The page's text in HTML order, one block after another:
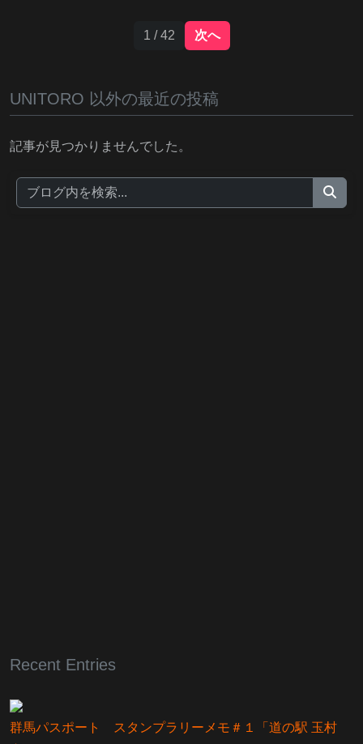
1 / 42 次へ
UNITORO 以外の最近の投稿
記事が見つかりませんでした。
Recent Entries
群馬パスポート スタンプラリーメモ＃１「道の駅 玉村